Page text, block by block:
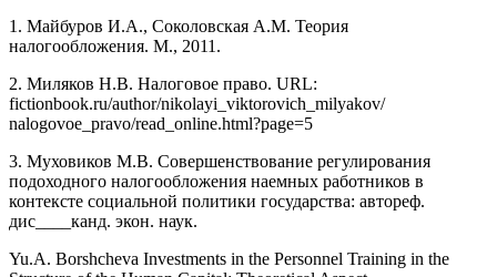
1. Майбуров И.А., Соколовская A.M. Теория
налогообложения. М., 2011.
2. Миляков Н.В. Налоговое право. URL:
fictionbook.ru/author/nikolayi_viktorovich_milyakov/
nalogovoe_pravo/read_online.html?page=5
3. Муховиков М.В. Совершенствование регулирования
подоходного налогообложения наемных работников в
контексте социальной политики государства: автореф.
дис____канд. экон. наук.
Yu.A. Borshcheva Investments in the Personnel Training in the